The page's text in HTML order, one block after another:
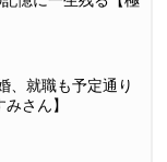
、就職も予定通り
さん】